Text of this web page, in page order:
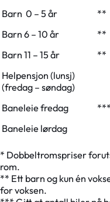
Barn 0 – 5 år **
Barn 6 – 10 år
**
Barn 11 – 15 år
**
Helpensjon (lunsj)
(fredag – søndag)
Baneleie fredag ***
Baneleie lørdag
* Dobbeltromspriser
rom.
** Ett barn og kun én
for voksen.